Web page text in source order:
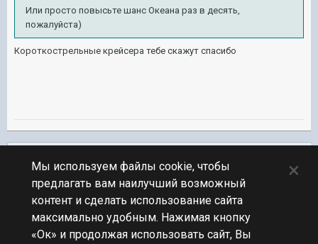
Или просто повысьте шанс Океана раз в десять,
пожалуйста)
Короткострельные крейсера тебе скажут спасибо
ПЕРЕЙТИ К СПИСКУ ТЕМ
Предложения по игре
Мы используем файлы cookie, чтобы
предлагать вам наилучший возможный
контент и сделать использование сайта
максимально удобным. Нажимая кнопку
«Ок» и продолжая использовать сайт, Вы
×